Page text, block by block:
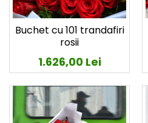
Buchet cu 101 trandafiri
rosii
1.626,00 Lei